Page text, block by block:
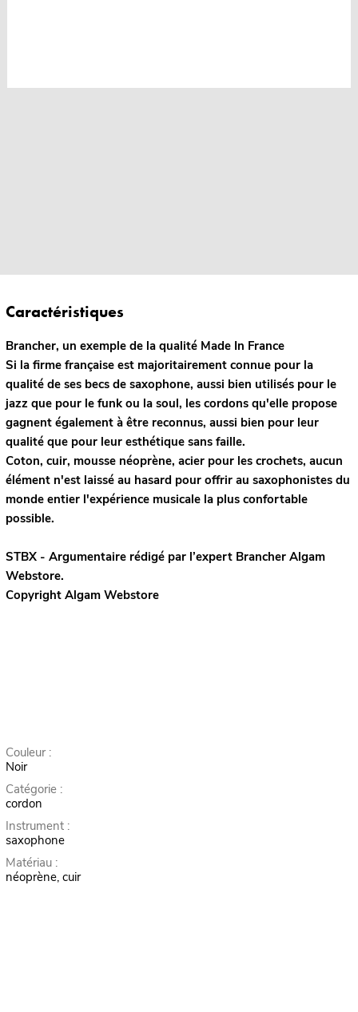
Caractéristiques
Brancher, un exemple de la qualité Made In France
Si la firme française est majoritairement connue pour la
qualité de ses becs de saxophone, aussi bien utilisés pour le
jazz que pour le funk ou la soul, les cordons qu'elle propose
gagnent également à être reconnus, aussi bien pour leur
qualité que pour leur esthétique sans faille.
Coton, cuir, mousse néoprène, acier pour les crochets, aucun
élément n'est laissé au hasard pour offrir au saxophonistes du
monde entier l'expérience musicale la plus confortable
possible.
STBX - Argumentaire rédigé par l’expert BrancherAlgam
Webstore.
Copyright Algam Webstore
Couleur :
Noir
Catégorie :
cordon
Instrument :
saxophone
Matériau :
néoprène, cuir